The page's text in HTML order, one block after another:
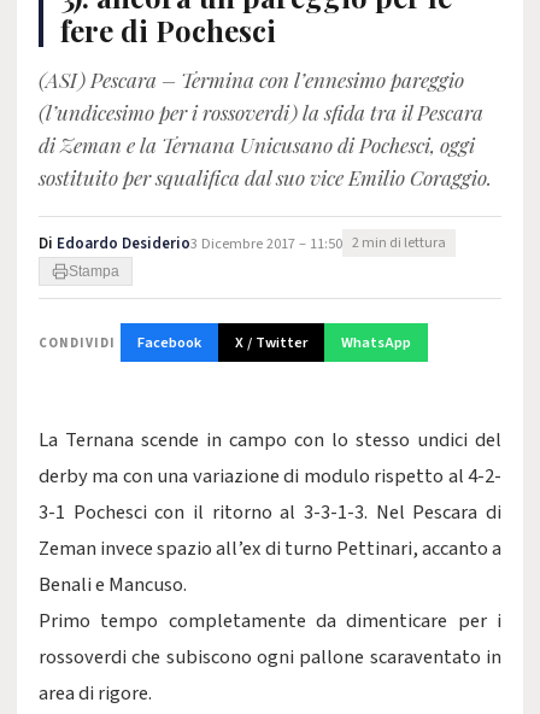
fere di Pochesci
(ASI) Pescara – Termina con l’ennesimo pareggio
(l’undicesimo per i rossoverdi) la sfida tra il Pescara
di Zeman e la Ternana Unicusano di Pochesci, oggi
sostituito per squalifica dal suo vice Emilio Coraggio.
Di Edoardo Desiderio3 Dicembre 2017 – 11:50 2 min di lettura
Stampa
CONDIVIDI Facebook X / Twitter WhatsApp
La Ternana scende in campo con lo stesso undici del
derby ma con una variazione di modulo rispetto al 4-2-
3-1 Pochesci con il ritorno al 3-3-1-3. Nel Pescara di
Zeman invece spazio all’ex di turno Pettinari, accanto a
Benali e Mancuso.
Primo tempo completamente da dimenticare per i
rossoverdi che subiscono ogni pallone scaraventato in
area di rigore.